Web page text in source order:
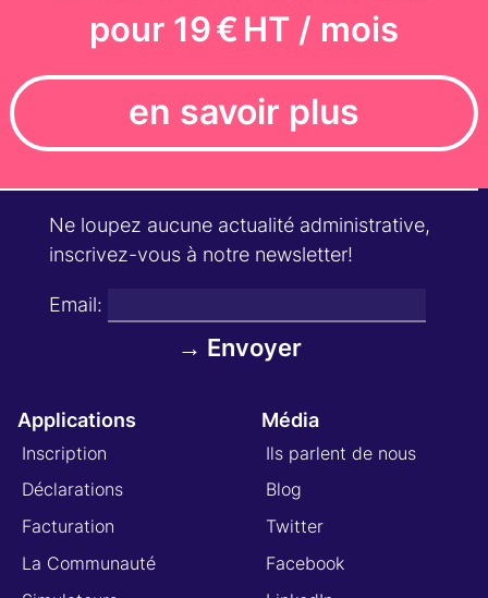
pour 19 € HT / mois
en savoir plus
Ne loupez aucune actualité administrative,
inscrivez-vous à notre newsletter!
Email:
Applications
Inscription
Déclarations
Facturation
La Communauté
Média
Ils parlent de nous
Blog
Twitter
Facebook